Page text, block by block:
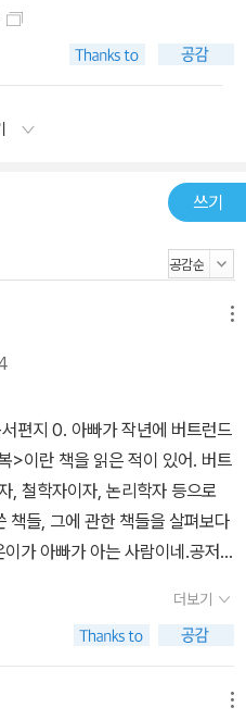
쓰기
편지 0. 아빠가 작년에 버트런드
>이란 책을 읽은 적이 있어. 버트
, 철학자이자, 논리학자 등으로
책들, 그에 관한 책들을 살펴보다
가 아빠가 아는 사람이네.공저
다고 말한 외로운 수학 천재 이야
이 가더라구.어? 만화책이네. 한
데, 우연히 찾은 알라딘중고서점
구입해서 읽었단다. 아포스톨
더보기